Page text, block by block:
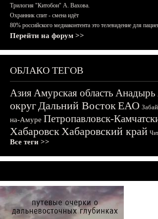
Трилогия "Китобои" А. Вахова.
Охранник спит - смена идёт
80% российского медиаконтента это телевидение для
Перейти на форум >>
ОБЛАКО ТЕГОВ
АзияАмурская область Анадырь
округДальний ВостокЕАО
на-Амуре Петропавловск-
ХабаровскХабаровский край
Все теги >>